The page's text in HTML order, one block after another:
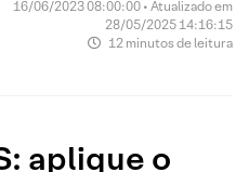
16/06/2023 08:00:00 • Atualizado em
28/05/2025 14:16:15
12 minutos de leitura
aplique o